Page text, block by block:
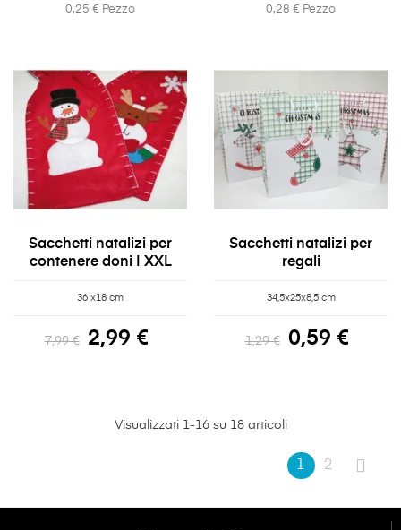
0,25 € Pezzo 0,28 € Pezzo
Sacchetti natalizi per
contenere doni | XXL
36 x18 cm
7,99 € 2,99 €
Sacchetti natalizi per
regali
34,5x25x8,5 cm
1,29 € 0,59 €
Visualizzati 1-16 su 18 articoli
1 2